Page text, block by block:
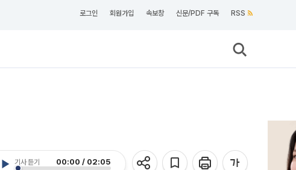
로그인 회원가입 속보창 신문/PDF 구독 RSS
기사 듣기 00:00 / 02:05